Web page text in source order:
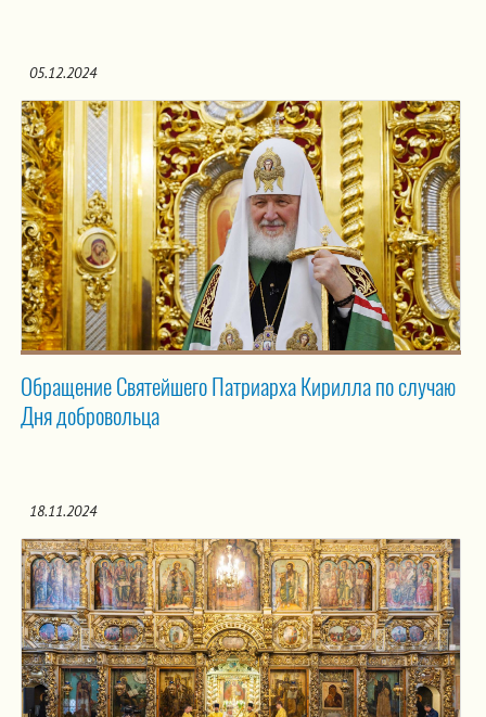
05.12.2024
Обращение Святейшего Патриарха Кирилла по случаю
Дня добровольца
18.11.2024